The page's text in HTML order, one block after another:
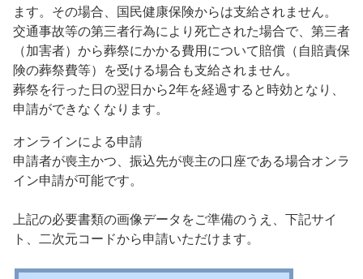
ます。その場合、国民健康保険からは支給されません。
交通事故等の第三者行為により死亡された場合で、第三者
（加害者）から葬祭にかかる費用について賠償（自賠責保
険の葬祭費等）を受ける場合も支給されません。
葬祭を行った日の翌日から2年を経過すると時効となり、
申請ができなくなります。
オンラインによる申請
申請者が喪主かつ、振込先が喪主の口座である場合オンラ
イン申請が可能です。
上記の必要書類の画像データをご準備のうえ、下記サイ
ト、二次元コードから申請いただけます。